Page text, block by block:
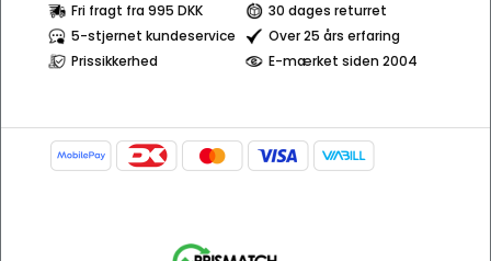
Fri fragt fra 995 DKK
30 dages returret
5-stjernet kundeservice
Over 25 års erfaring
Prissikkerhed
E-mærket siden 2004